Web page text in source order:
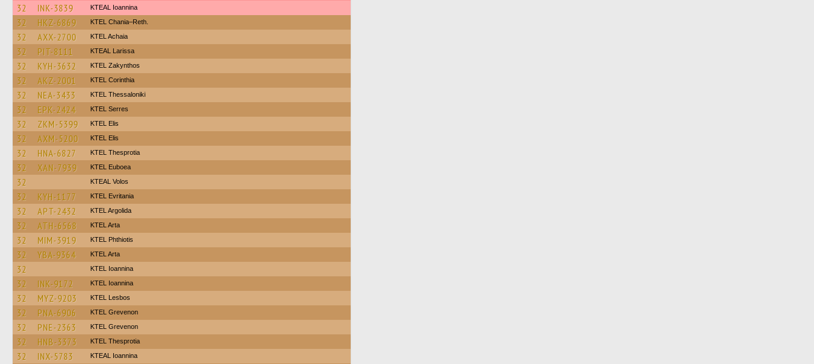
32 INK-3839 KTEAL Ioannina
32 HKZ-6869 KTEL Chania–Reth.
32 AXX-2700 KTEL Achaia
32 PIT-8111 KTEAL Larissa
32 KYH-3632 KTEL Zakynthos
32 AKZ-2001 KTEL Corinthia
32 NEA-3433 KTEL Thessaloniki
32 EPK-2424 KTEL Serres
32 ZKM-5399 KTEL Elis
32 AXM-5200 KTEL Elis
32 HNA-6827 KTEL Thesprotia
32 XAN-7939 ΚΤΕL Euboea
32 KTEAL Volos
32 KYH-1177 ΚΤΕL Evritania
32 APT-2432 KTEL Argolida
32 ATH-6568 KTEL Arta
32 MIM-3919 ΚΤΕL Phthiotis
32 YBA-9364 KTEL Arta
32 KTEL Ioannina
32 INK-9172 KTEL Ioannina
32 MYZ-9203 KTEL Lesbos
32 PNA-6906 ΚΤΕL Grevenon
32 PNE-2363 ΚΤΕL Grevenon
32 HNB-3373 KTEL Thesprotia
32 INX-5783 KTEAL Ioannina